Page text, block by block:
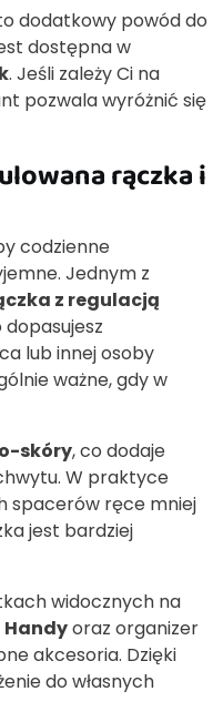
dodatkowy powód do
dostępna w
. Jeśli zależy Ci na
pozwala wyróżnić się
rączka i
codzienne
Jednym z
z regulacją
dopasujesz
lub innej osoby
ważne, gdy w
skóry, co dodaje
W praktyce
spacerów ręce mniej
jest bardziej
widocznych na
Handyoraz organizer
akcesoria. Dzięki
do własnych